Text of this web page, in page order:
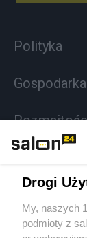
Polityka
Gospodarka
Sport
Drogi
My, naszych
podmioty z